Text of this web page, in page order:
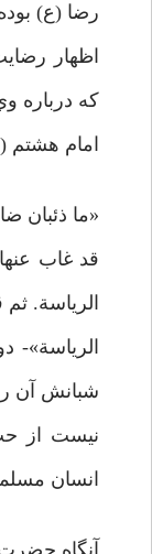
رضا (ع)
اظهار
كه درباره
امام هشتم
«ما ذئبان
قد غاب
الرياسة.
شبانش آن را
نيست از
انسان